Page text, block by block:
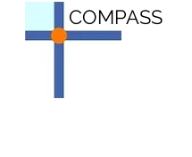
COMPASS